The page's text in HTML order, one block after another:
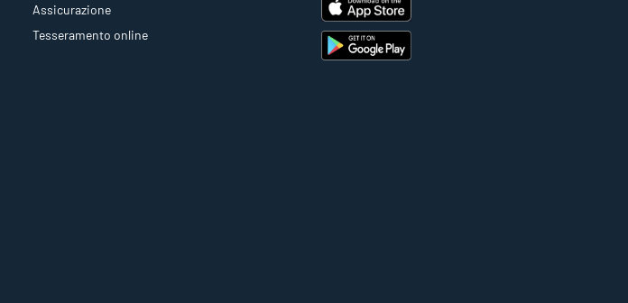
Assicurazione
Tesseramento online